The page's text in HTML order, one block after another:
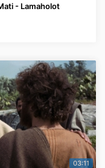
- Lamaholot
03:11